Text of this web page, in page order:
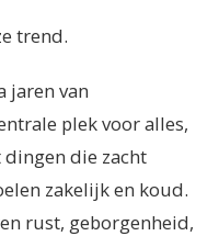
trend.
jaren van
plek voor alles,
die zacht
zakelijk en koud.
rust, geborgenheid,